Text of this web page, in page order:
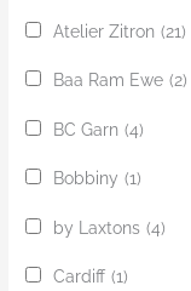
Atelier Zitron (21)
Baa Ram Ewe (2)
BC Garn (4)
Bobbiny (1)
by Laxtons (4)
Cardiff (1)